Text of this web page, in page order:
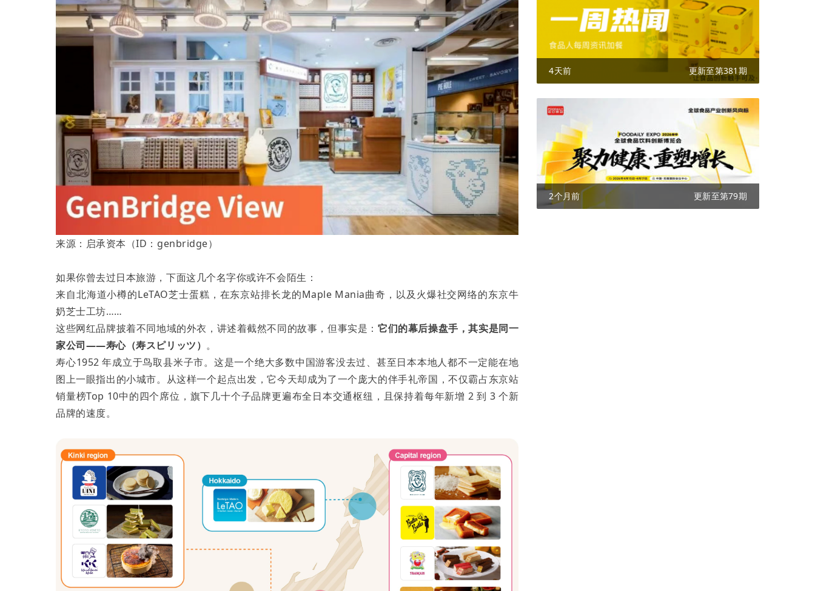
来源：启承资本（ID：genbridge）
如果你曾去过日本旅游，下面这几个名字你或许不会陌生：
来自北海道小樽的LeTAO芝士蛋糕，在东京站排长龙的Maple Mania曲奇，以及火爆社交网络的东京牛
奶芝士工坊……
这些网红品牌披着不同地域的外衣，讲述着截然不同的故事，但事实是：它们的幕后操盘手，其实是同一
家公司——寿心（寿スピリッツ） 。
寿心1952 年成立于鸟取县米子市。这是一个绝大多数中国游客没去过、甚至日本本地人都不一定能在地
图上一眼指出的小城市。从这样一个起点出发，它今天却成为了一个庞大的伴手礼帝国，不仅霸占东京站
销量榜Top 10中的四个席位，旗下几十个子品牌更遍布全日本交通枢纽，且保持着每年新增 2 到 3 个新
品牌的速度。
4天前 更新至第381期
2个月前 更新至第79期